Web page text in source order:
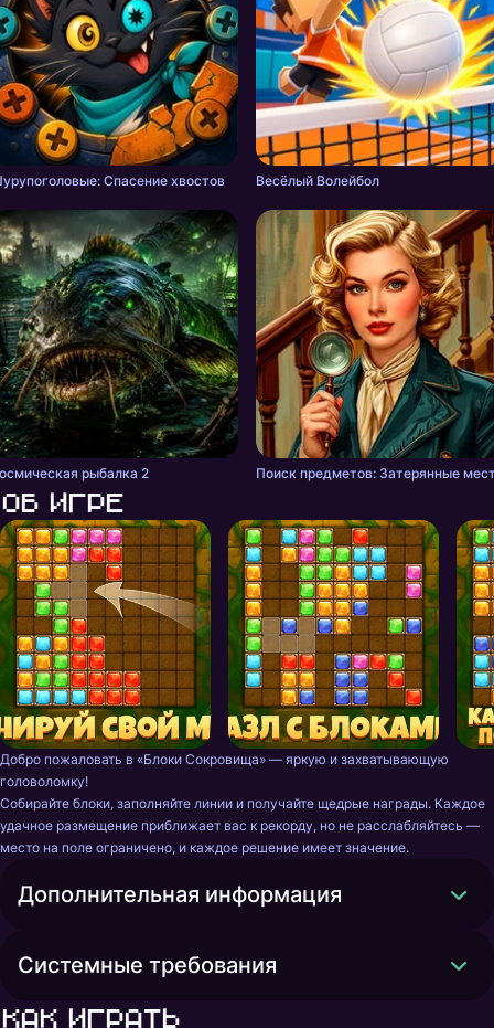
Спасение хвостов Весёлый Волейбол
рыбалка 2 Поиск предметов: Затерянные
Об игре
Добро пожаловать в «Блоки Сокровища» — яркую и захватывающую
головоломку!
Собирайте блоки, заполняйте линии и получайте щедрые награды. Каждое
удачное размещение приближает вас к рекорду, но не расслабляйтесь —
место на поле ограничено, и каждое решение имеет значение.
Дополнительная информация
Системные требования
Как играть